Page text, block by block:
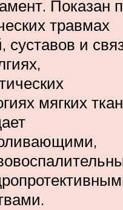
Показан
травмах
суставов и
мягких